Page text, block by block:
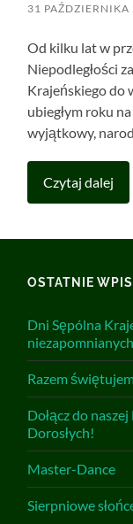
31 PAŹDZIERNIKA
Od kilku lat w
Niepodległości
Krajeńskiego do
ubiegłym roku
wyjątkowy,
Czytaj dalej
OSTATNIE
Dni Sępólna
Razem
Dołącz do
Dorosłych!
Master-Dance
Sierpniowe